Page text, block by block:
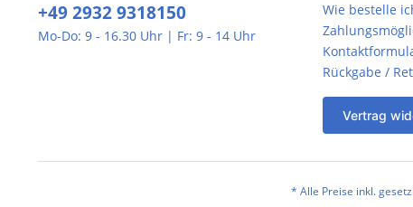
+49 2932 9318150
Mo-Do: 9 - 16.30 Uhr | Fr: 9 - 14 Uhr
Wie bestelle
Rückgabe /
Vertrag
* Alle Preise inkl.